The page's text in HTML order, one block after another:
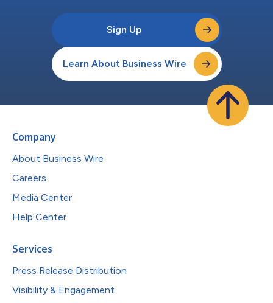
Sign Up
Learn About Business Wire
Company
About Business Wire
Careers
Media Center
Help Center
Services
Press Release Distribution
Visibility & Engagement